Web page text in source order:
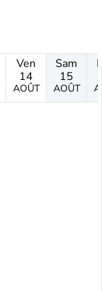
Ven
14
AOÛT
Sam
15
AOÛT